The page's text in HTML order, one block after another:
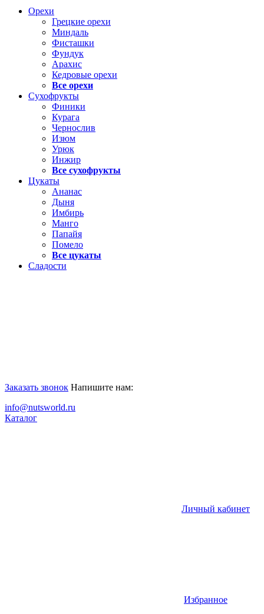
Орехи
Грецкие орехи
Миндаль
Фисташки
Фундук
Арахис
Кедровые орехи
Все орехи
Сухофрукты
Финики
Курага
Чернослив
Изюм
Урюк
Инжир
Все сухофрукты
Цукаты
Ананас
Дыня
Имбирь
Манго
Папайя
Помело
Все цукаты
Сладости
Заказать звонок Напишите нам:
info@nutsworld.ru
Каталог
Личный кабинет
Избранное